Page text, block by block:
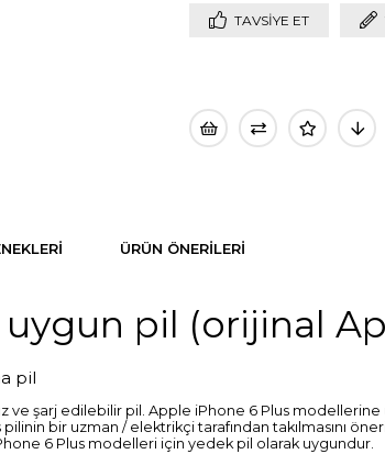
TAVSIYE ET
ÜRÜN ÖNERILERI
pil (orijinal
pil
ve şarj edilebilir pil. Apple iPhone 6 Plus
bir uzman / elektrikçi tarafından takılmasını
iPhone 6 Plus modelleri için yedek pil olarak uygundur.